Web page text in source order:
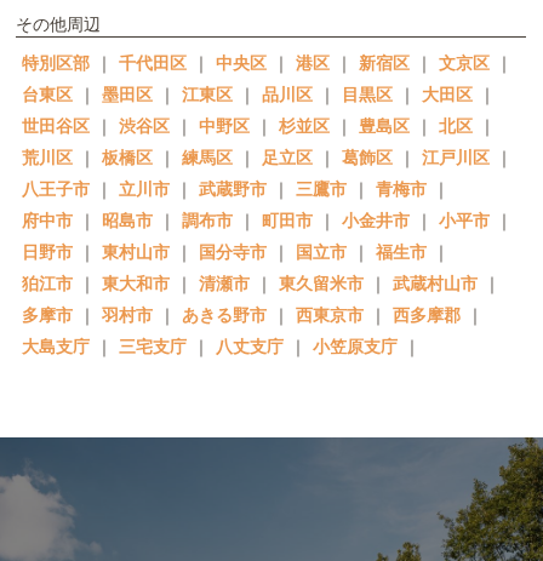
その他周辺
特別区部 ｜ 千代田区 ｜ 中央区 ｜ 港区 ｜ 新宿区 ｜ 文京区 ｜
台東区 ｜ 墨田区 ｜ 江東区 ｜ 品川区 ｜ 目黒区 ｜ 大田区 ｜
世田谷区 ｜ 渋谷区 ｜ 中野区 ｜ 杉並区 ｜ 豊島区 ｜ 北区 ｜
荒川区 ｜ 板橋区 ｜ 練馬区 ｜ 足立区 ｜ 葛飾区 ｜ 江戸川区 ｜
八王子市 ｜ 立川市 ｜ 武蔵野市 ｜ 三鷹市 ｜ 青梅市 ｜
府中市 ｜ 昭島市 ｜ 調布市 ｜ 町田市 ｜ 小金井市 ｜ 小平市 ｜
日野市 ｜ 東村山市 ｜ 国分寺市 ｜ 国立市 ｜ 福生市 ｜
狛江市 ｜ 東大和市 ｜ 清瀬市 ｜ 東久留米市 ｜ 武蔵村山市 ｜
多摩市 ｜ 羽村市 ｜ あきる野市 ｜ 西東京市 ｜ 西多摩郡 ｜
大島支庁 ｜ 三宅支庁 ｜ 八丈支庁 ｜ 小笠原支庁 ｜